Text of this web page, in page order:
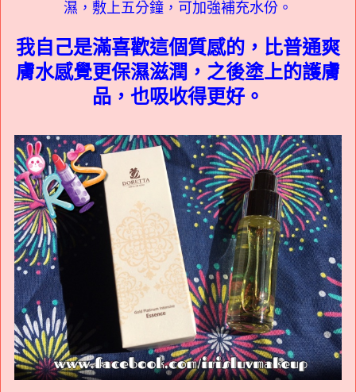
濕，敷上五分鐘，可加強補充水份。
我自己是滿喜歡這個質感的，比普通爽
膚水感覺更保濕滋潤，之後塗上的護膚
品，也吸收得更好。